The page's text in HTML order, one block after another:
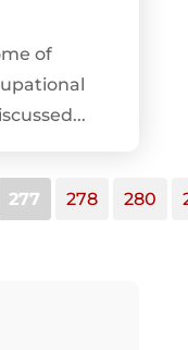
of
277 278 280